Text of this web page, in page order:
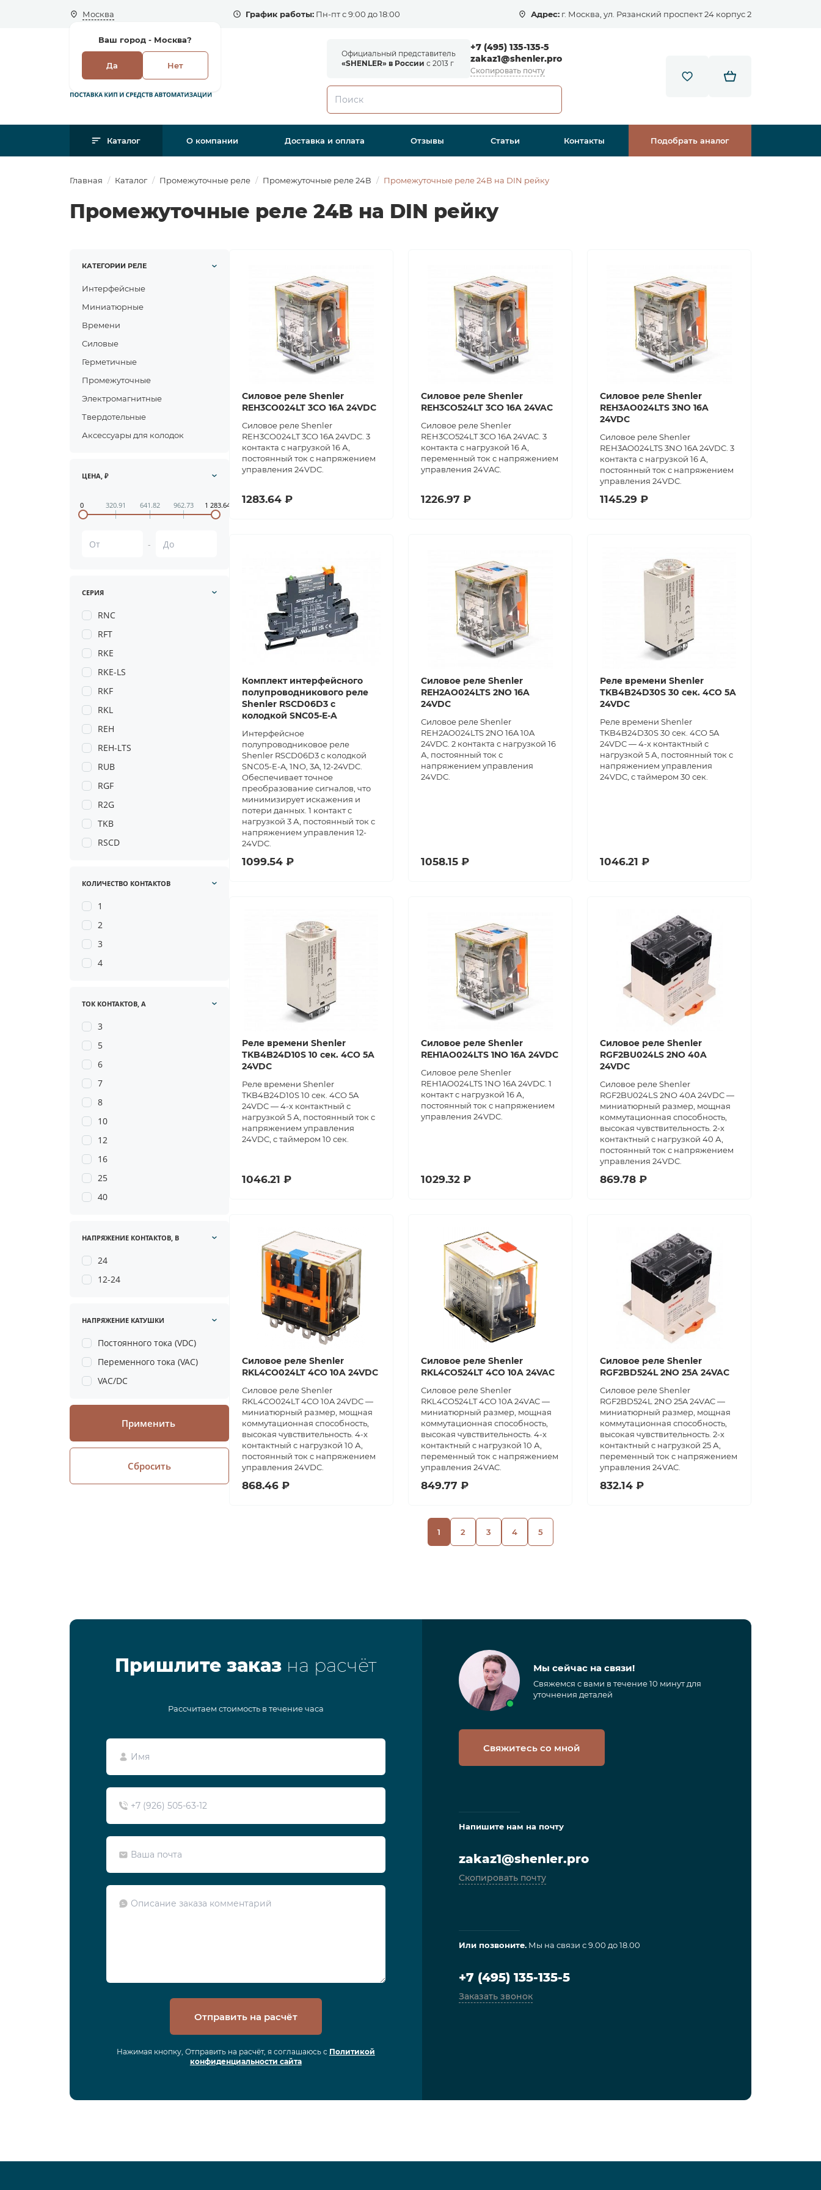
Москва
Ваш город - Москва?
Да Нет
График работы:Пн-пт с 9:00 до 18:00 Адрес: г. Москва, ул. Рязанский проспект 24 корпус 2
Официальный представитель
«SHENLER» в России с 2013 г
+7 (495) 135-135-5
zakaz1@shenler.pro
Скопировать почту
Каталог О компании Доставка и оплата Отзывы Статьи Контакты Подобрать аналог
Главная Каталог Промежуточные реле Промежуточные реле 24В Промежуточные реле 24В на DIN рейку
Промежуточные реле 24В на DIN рейку
КАТЕГОРИИ РЕЛЕ
Интерфейсные
Миниатюрные
Времени
Силовые
Герметичные
Промежуточные
Электромагнитные
Твердотельные
Аксессуары для колодок
ЦЕНА, ₽
0 320.91 641.82 962.73 1 283.64
СЕРИЯ
RNC
RFT
RKE
RKE-LS
RKF
RKL
REH
REH-LTS
RUB
RGF
R2G
TKB
RSCD
КОЛИЧЕСТВО КОНТАКТОВ
1
2
3
4
ТОК КОНТАКТОВ, А
3
5
6
7
8
10
12
16
25
40
НАПРЯЖЕНИЕ КОНТАКТОВ, В
24
12-24
НАПРЯЖЕНИЕ КАТУШКИ
Постоянного тока (VDC)
Переменного тока (VAC)
VAC/DC
Применить
Сбросить
Силовое реле Shenler
REH3CO024LT 3CO 16A 24VDC
Силовое реле Shenler
REH3CO024LT 3CO 16A 24VDC. 3
контакта с нагрузкой 16 А,
постоянный ток с напряжением
управления 24VDC.
1283.64 ₽
Силовое реле Shenler
REH3CO524LT 3CO 16A 24VAC
Силовое реле Shenler
REH3CO524LT 3CO 16A 24VAC. 3
контакта с нагрузкой 16 А,
переменный ток с напряжением
управления 24VAC.
1226.97 ₽
Силовое реле Shenler
REH3AO024LTS 3NO 16A
24VDC
Силовое реле Shenler
REH3AO024LTS 3NO 16A 24VDC. 3
контакта с нагрузкой 16 А,
постоянный ток с напряжением
управления 24VDC.
1145.29 ₽
Комплект интерфейсного
полупроводникового реле
Shenler RSCD06D3 с
колодкой SNC05-E-A
Интерфейсное
полупроводниковое реле
Shenler RSCD06D3 с колодкой
SNC05-E-A, 1NO, 3A, 12-24VDC.
Обеспечивает точное
преобразование сигналов, что
минимизирует искажения и
потери данных. 1 контакт с
нагрузкой 3 А, постоянный ток с
напряжением управления 12-
24VDC.
1099.54 ₽
Силовое реле Shenler
REH2AO024LTS 2NO 16A
24VDC
Силовое реле Shenler
REH2AO024LTS 2NO 16A 10A
24VDC. 2 контакта с нагрузкой 16
А, постоянный ток с
напряжением управления
24VDC.
1058.15 ₽
Реле времени Shenler
TKB4B24D30S 30 сек. 4CO 5A
24VDC
Реле времени Shenler
TKB4B24D30S 30 сек. 4CO 5A
24VDC — 4-х контактный с
нагрузкой 5 А, постоянный ток с
напряжением управления
24VDC, с таймером 30 сек.
1046.21 ₽
Реле времени Shenler
TKB4B24D10S 10 сек. 4CO 5A
24VDC
Реле времени Shenler
TKB4B24D10S 10 сек. 4CO 5A
24VDC — 4-х контактный с
нагрузкой 5 А, постоянный ток с
напряжением управления
24VDC, с таймером 10 сек.
1046.21 ₽
Силовое реле Shenler
REH1AO024LTS 1NO 16A 24VDC
Силовое реле Shenler
REH1AO024LTS 1NO 16A 24VDC. 1
контакт с нагрузкой 16 А,
постоянный ток с напряжением
управления 24VDC.
1029.32 ₽
Силовое реле Shenler
RGF2BU024LS 2NO 40A
24VDC
Силовое реле Shenler
RGF2BU024LS 2NO 40A 24VDC —
миниатюрный размер, мощная
коммутационная способность,
высокая чувствительность. 2-х
контактный с нагрузкой 40 А,
постоянный ток с напряжением
управления 24VDC.
869.78 ₽
Силовое реле Shenler
RKL4CO024LT 4CO 10A 24VDC
Силовое реле Shenler
RKL4CO024LT 4CO 10A 24VDC —
миниатюрный размер, мощная
коммутационная способность,
высокая чувствительность. 4-х
контактный с нагрузкой 10 А,
постоянный ток с напряжением
управления 24VDC.
868.46 ₽
Силовое реле Shenler
RKL4CO524LT 4CO 10A 24VAC
Силовое реле Shenler
RKL4CO524LT 4CO 10A 24VAC —
миниатюрный размер, мощная
коммутационная способность,
высокая чувствительность. 4-х
контактный с нагрузкой 10 А,
переменный ток с напряжением
управления 24VAC.
849.77 ₽
Силовое реле Shenler
RGF2BD524L 2NO 25A 24VAC
Силовое реле Shenler
RGF2BD524L 2NO 25A 24VAC —
миниатюрный размер, мощная
коммутационная способность,
высокая чувствительность. 2-х
контактный с нагрузкой 25 А,
переменный ток с напряжением
управления 24VAC.
832.14 ₽
1 2 3 4 5
Пришлите заказ на расчёт
Рассчитаем стоимость в течение часа
Отправить на расчёт
Нажимая кнопку, Отправить на расчёт, я соглашаюсь с Политикой
конфиденциальности сайта
Мы сейчас на связи!
Свяжемся с вами в течение 10 минут для
уточнения деталей
Свяжитесь со мной
Напишите нам на почту
zakaz1@shenler.pro
Скопировать почту
Или позвоните.Мы на связи с 9.00 до 18.00
+7 (495) 135-135-5
Заказать звонок